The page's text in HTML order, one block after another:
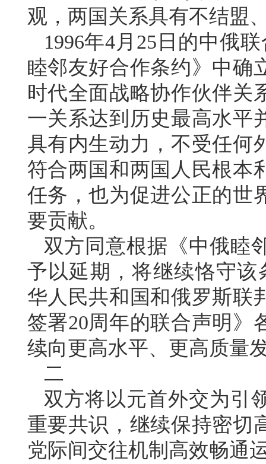
观，两国关系具有不结盟
1996年4月25日的中俄
睦邻友好合作条约》中确
时代全面战略协作伙伴关
一关系达到历史最高水平
具有内生动力，不受任何
符合两国和两国人民根本
任务，也为促进公正的世
要贡献。
双方同意根据《中俄睦
予以延期，将继续恪守该
华人民共和国和俄罗斯联
签署20周年的联合声明》
续向更高水平、更高质量
二
双方将以元首外交为引
重要共识，继续保持密切
党际间交往机制高效畅通